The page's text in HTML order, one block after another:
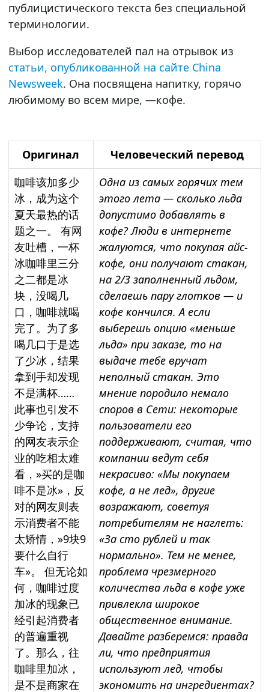
публицистического текста без специальной
терминологии.
Выбор исследователей пал на отрывок из
статьи, опубликованной на сайте China
Newsweek. Она посвящена напитку, горячо
любимому во всем мире, —кофе.
Оригинал
Человеческий перевод
咖啡该加多少
冰，成为这个
夏天最热的话
题之一。 有网
友吐槽，一杯
冰咖啡里三分
之二都是冰
块，没喝几
口，咖啡就喝
完了。为了多
喝几口于是选
了少冰，结果
拿到手却发现
不是满杯……
此事也引发不
少争论，支持
的网友表示企
业的吃相太难
看，»买的是咖
啡不是冰»，反
对的网友则表
示消费者不能
太矫情，»9块9
要什么自行
车»。 但无论如
何，咖啡过度
加冰的现象已
经引起消费者
的普遍重视
了。那么，往
咖啡里加冰，
是不是商家在
Одна из самых горячих тем
этого лета — сколько льда
допустимо добавлять в
кофе? Люди в интернете
жалуются, что покупая айс-
кофе, они получают стакан,
на 2/3 заполненный льдом,
сделаешь пару глотков — и
кофе кончился. А если
выберешь опцию «меньше
льда» при заказе, то на
выдаче тебе вручат
неполный стакан. Это
мнение породило немало
споров в Сети: некоторые
пользователи его
поддерживают, считая, что
компании ведут себя
некрасиво: «Мы покупаем
кофе, а не лед», другие
возражают, советуя
потребителям не наглеть:
«За сто рублей и так
нормально». Тем не менее,
проблема чрезмерного
количества льда в кофе уже
привлекла широкое
общественное внимание.
Давайте разберемся: правда
ли, что предприятия
используют лед, чтобы
экономить на ингредиентах?